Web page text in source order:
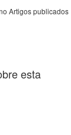
Artigos publicados
esta